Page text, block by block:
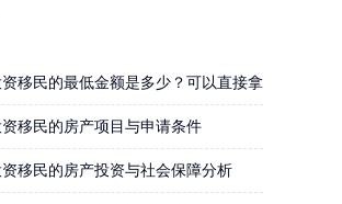
移民的最低金额是多少？可以直接拿永居吗？
移民的房产项目与申请条件
移民的房产投资与社会保障分析